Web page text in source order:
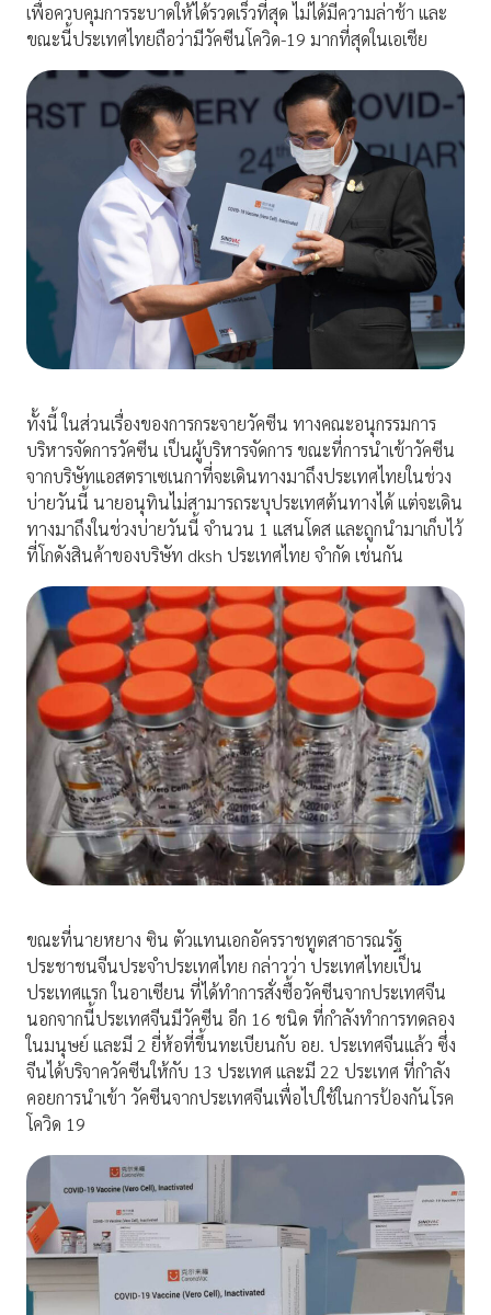
เพื่อควบคุมการระบาดให้ได้รวดเร็วที่สุด ไม่ได้มีความล่าช้า และ
ขณะนี้ประเทศไทยถือว่ามีวัคซีนโควิด-19 มากที่สุดในเอเชีย
ทั้งนี้ ในส่วนเรื่องของการกระจายวัคซีน ทางคณะอนุกรรมการ
บริหารจัดการวัคซีน เป็นผู้บริหารจัดการ ขณะที่การนำเข้าวัคซีน
จากบริษัทแอสตราเซเนกาที่จะเดินทางมาถึงประเทศไทยในช่วง
บ่ายวันนี้ นายอนุทินไม่สามารถระบุประเทศต้นทางได้ แต่จะเดิน
ทางมาถึงในช่วงบ่ายวันนี้ จำนวน 1 แสนโดส และถูกนำมาเก็บไว้
ที่โกดังสินค้าของบริษัท dksh ประเทศไทย จำกัด เช่นกัน
ขณะที่นายหยาง ซิน ตัวแทนเอกอัครราชทูตสาธารณรัฐ
ประชาชนจีนประจำประเทศไทย กล่าวว่า ประเทศไทยเป็น
ประเทศแรก ในอาเซียน ที่ได้ทำการสั่งซื้อวัคซีนจากประเทศจีน
นอกจากนี้ประเทศจีนมีวัคซีน อีก 16 ชนิด ที่กำลังทำการทดลอง
ในมนุษย์ และมี 2 ยี่ห้อที่ขึ้นทะเบียนกับ อย. ประเทศจีนแล้ว ซึ่ง
จีนได้บริจาควัคซีนให้กับ 13 ประเทศ และมี 22 ประเทศ ที่กำลัง
คอยการนำเข้า วัคซีนจากประเทศจีนเพื่อไปใช้ในการป้องกันโรค
โควิด 19